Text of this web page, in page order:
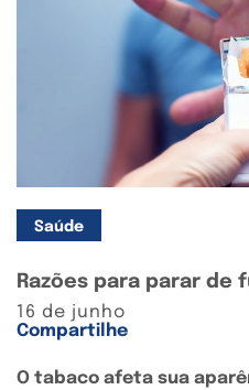
Saúde
Razões para parar de
16 de junho
Compartilhe
O tabaco afeta sua